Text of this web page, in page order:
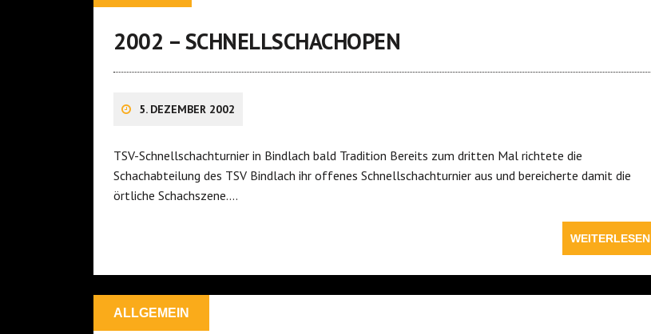
2002 – SCHNELLSCHACHOPEN
5. DEZEMBER 2002
TSV-Schnellschachturnier in Bindlach bald Tradition Bereits zum dritten Mal richtete die
Schachabteilung des TSV Bindlach ihr offenes Schnellschachturnier aus und bereicherte damit die
örtliche Schachszene….
WEITERLESEN
ALLGEMEIN